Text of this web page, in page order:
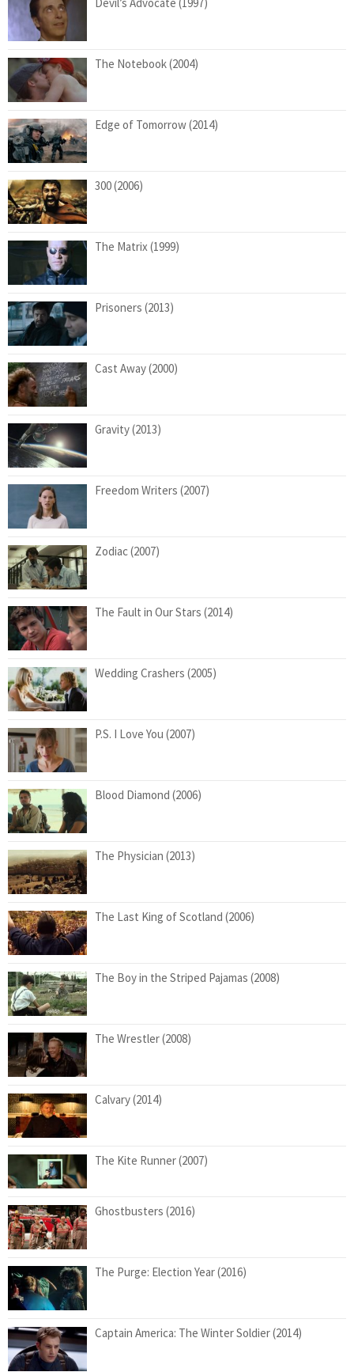
The Notebook (2004)
Edge of Tomorrow (2014)
300 (2006)
The Matrix (1999)
Prisoners (2013)
Cast Away (2000)
Gravity (2013)
Freedom Writers (2007)
Zodiac (2007)
The Fault in Our Stars (2014)
Wedding Crashers (2005)
P.S. I Love You (2007)
Blood Diamond (2006)
The Physician (2013)
The Last King of Scotland (2006)
The Boy in the Striped Pajamas (2008)
The Wrestler (2008)
Calvary (2014)
The Kite Runner (2007)
Ghostbusters (2016)
The Purge: Election Year (2016)
Captain America: The Winter Soldier (2014)